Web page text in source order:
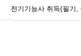
전기기능사 취득(필기,